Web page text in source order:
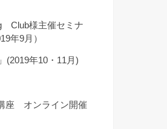
Club様主催セミナ
年9月）
(2019年10・11月)
座 オンライン開催